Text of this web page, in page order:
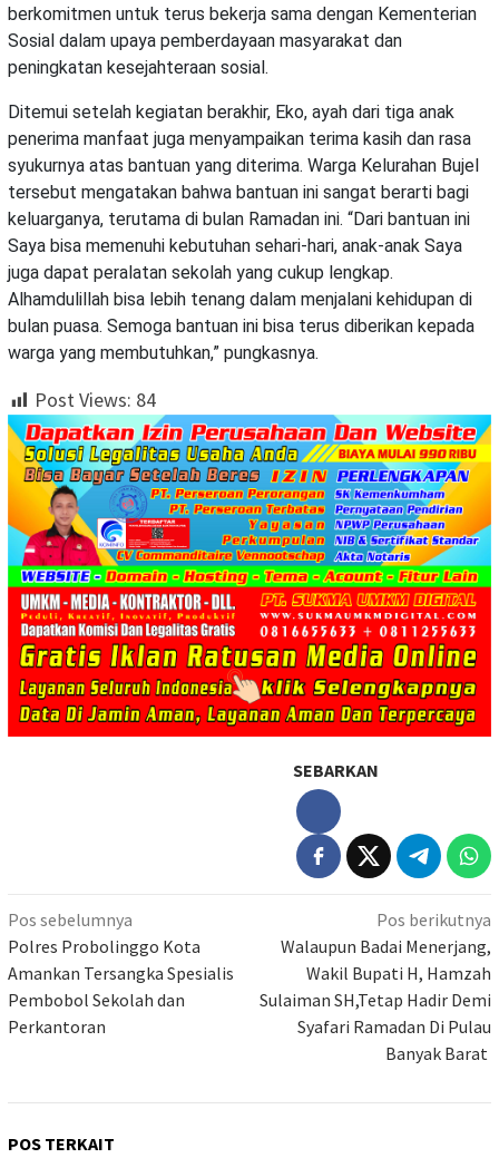
berkomitmen untuk terus bekerja sama dengan Kementerian
Sosial dalam upaya pemberdayaan masyarakat dan
peningkatan kesejahteraan sosial.
Ditemui setelah kegiatan berakhir, Eko, ayah dari tiga anak
penerima manfaat juga menyampaikan terima kasih dan rasa
syukurnya atas bantuan yang diterima. Warga Kelurahan Bujel
tersebut mengatakan bahwa bantuan ini sangat berarti bagi
keluarganya, terutama di bulan Ramadan ini. “Dari bantuan ini
Saya bisa memenuhi kebutuhan sehari-hari, anak-anak Saya
juga dapat peralatan sekolah yang cukup lengkap.
Alhamdulillah bisa lebih tenang dalam menjalani kehidupan di
bulan puasa. Semoga bantuan ini bisa terus diberikan kepada
warga yang membutuhkan,” pungkasnya.
Post Views: 84
SEBARKAN
Navigasi
pos
Pos sebelumnya
Polres Probolinggo Kota
Amankan Tersangka Spesialis
Pembobol Sekolah dan
Perkantoran
Pos berikutnya
Walaupun Badai Menerjang,
Wakil Bupati H, Hamzah
Sulaiman SH,Tetap Hadir Demi
Syafari Ramadan Di Pulau
Banyak Barat
POS TERKAIT